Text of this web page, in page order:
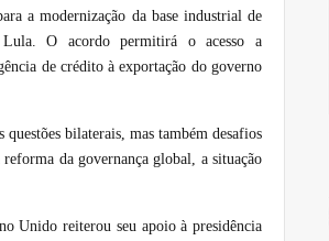
a modernização da base industrial de
Lula. O acordo permitirá o acesso a
de crédito à exportação do governo
bilaterais, mas também desafios
reforma da governança global, a situação
Unido reiterou seu apoio à presidência